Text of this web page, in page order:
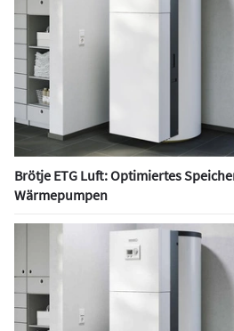
Brötje ETG Luft: Optimiertes
Wärmepumpen